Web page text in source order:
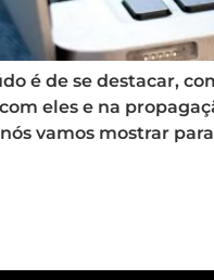
é de se destacar,
eles e na
vamos mostrar